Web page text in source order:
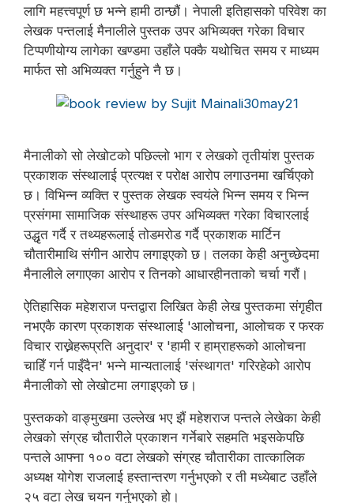
लागि महत्त्वपूर्ण छ भन्ने हामी ठान्छौं। नेपाली इतिहासको परिवेश का
लेखक पन्तलाई मैनालीले पुस्तक उपर अभिव्यक्त गरेका विचार
टिप्पणीयोग्य लागेका खण्डमा उहाँले पक्कै यथोचित समय र माध्यम
मार्फत सो अभिव्यक्त गर्नुहुने नै छ।
मैनालीको सो लेखोटको पछिल्लो भाग र लेखको तृतीयांश पुस्तक
प्रकाशक संस्थालाई प्रत्यक्ष र परोक्ष आरोप लगाउनमा खर्चिएको
छ। विभिन्न व्यक्ति र पुस्तक लेखक स्वयंले भिन्न समय र भिन्न
प्रसंगमा सामाजिक संस्थाहरू उपर अभिव्यक्त गरेका विचारलाई
उद्धृत गर्दै र तथ्यहरूलाई तोडमरोड गर्दै प्रकाशक मार्टिन
चौतारीमाथि संगीन आरोप लगाइएको छ। तलका केही अनुच्छेदमा
मैनालीले लगाएका आरोप र तिनको आधारहीनताको चर्चा गरौं।
ऐतिहासिक महेशराज पन्तद्वारा लिखित केही लेख पुस्तकमा संगृहीत
नभएकै कारण प्रकाशक संस्थालाई 'आलोचना, आलोचक र फरक
विचार राख्नेहरूप्रति अनुदार' र 'हामी र हाम्राहरूको आलोचना
चाहिँ गर्न पाइँदैन' भन्ने मान्यतालाई 'संस्थागत' गरिरहेको आरोप
मैनालीको सो लेखोटमा लगाइएको छ।
पुस्तकको वाङ्मुखमा उल्लेख भए झैं महेशराज पन्तले लेखेका केही
लेखको संग्रह चौतारीले प्रकाशन गर्नेबारे सहमति भइसकेपछि
पन्तले आफ्ना १०० वटा लेखको संग्रह चौतारीका तात्कालिक
अध्यक्ष योगेश राजलाई हस्तान्तरण गर्नुभएको र ती मध्येबाट उहाँले
२५ वटा लेख चयन गर्नुभएको हो।